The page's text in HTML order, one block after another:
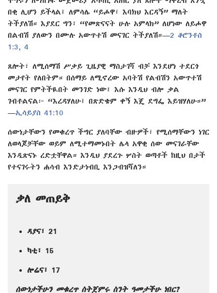
በቂ ሊሆን ይችላል፤ ለምሳሌ “ይሖዋ፣ እባክህ እርዳኝ” ማለት
ትችያለሽ። እያደር ግን፣ “የመጽናናት ሁሉ አምላክ” ለሆነው ለይሖዋ
በልብሽ ያለውን በሙሉ አውጥተሽ መናገር ትችያለሽ።​—2 ቆሮንቶስ
1:3, 4
ጸሎት፣ ለሚሰማሽ ሥቃይ ጊዜያዊ ማስታገሻ ብቻ እንደሆነ ተደርጎ
መታየት የለበትም። በሰማይ ለሚኖረው አባትሽ የልብሽን አውጥተሽ
መናገር የምትችዪበት መንገድ ነው፤ እሱ እንዲህ ብሎ ቃል
ገብቶልናል፦ “እረዳሃለሁ፤ በጽድቄም ቀኝ እጄ ደግፌ እይዝሃለሁ።”​
—ኢሳይያስ 41:10
ሰውነታቸውን የመቁረጥ ችግር ያለባቸው ብዙዎች፣ የሚሰማቸውን ነገር
ለወላጆቻቸው ወይም ለሚተማመኑበት ሌላ አዋቂ ሰው መናገራቸው
እንዲጽናኑ ረድቷቸዋል። እንዲህ ያደረጉ ሦስት ወጣቶች ከዚህ በታች
የተናገሩትን ሐሳብ እንድታነብቢ እንጋብዝሻለን።
ቃለ መጠይቅ
ዳያና፣ 21
ካቲ፣ 15
ሎሬና፣ 17
ሰውነታችሁን መቁረጥ ስትጀምሩ ስንት ዓመታችሁ ነበር?